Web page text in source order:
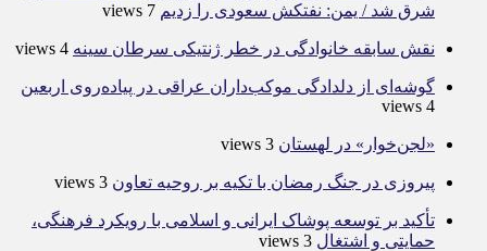
شرق شد / یمن: نفتکش سعودی را زدیم 7 views
نقش سابقه خانوادگی در خطر ژنتیکی سرطان سینه 4 views
گوشه‌ای از دلدادگی موکب‌داران عراقی در پیاده‌روی اربعین
4 views
«لجن‌خوار» در لهستان 3 views
پیروزی در جنگ رمضان با تکیه بر روحیه تعاون 3 views
تأکید بر توسعه پوشاک ایرانی و اسلامی با رویکرد فرهنگی،
حمایتی و اشتغال 3 views